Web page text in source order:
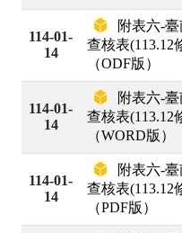
114-01-
14
附表六-
查核表(113.12
（ODF版）
114-01-
14
附表六-
查核表(113.12
（WORD版）
114-01-
14
附表六-
查核表(113.12
（PDF版）